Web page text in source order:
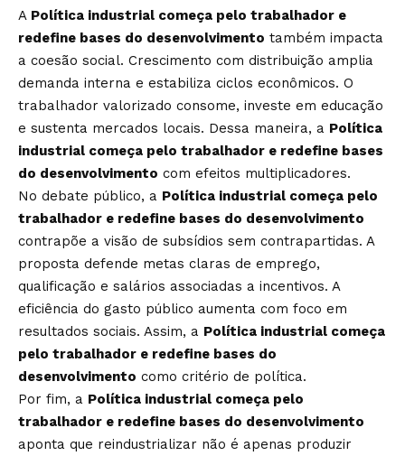
A Política industrial começa pelo trabalhador e
redefine bases do desenvolvimento também impacta
a coesão social. Crescimento com distribuição amplia
demanda interna e estabiliza ciclos econômicos. O
trabalhador valorizado consome, investe em educação
e sustenta mercados locais. Dessa maneira, a Política
industrial começa pelo trabalhador e redefine bases
do desenvolvimento com efeitos multiplicadores.
No debate público, a Política industrial começa pelo
trabalhador e redefine bases do desenvolvimento
contrapõe a visão de subsídios sem contrapartidas. A
proposta defende metas claras de emprego,
qualificação e salários associadas a incentivos. A
eficiência do gasto público aumenta com foco em
resultados sociais. Assim, a Política industrial começa
pelo trabalhador e redefine bases do
desenvolvimento como critério de política.
Por fim, a Política industrial começa pelo
trabalhador e redefine bases do desenvolvimento
aponta que reindustrializar não é apenas produzir